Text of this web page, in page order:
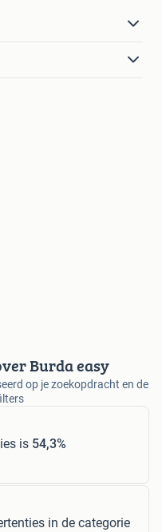
Burda easy
op je zoekopdracht en de
is 54,3%
in de categorie